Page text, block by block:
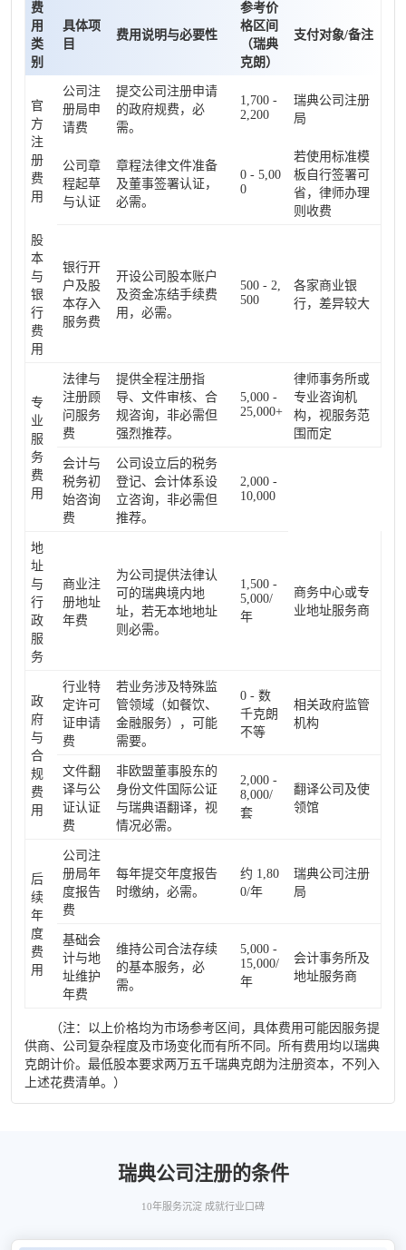
费
用
类
别
具体项
目
费用说明与必要性
参考价
格区间
（瑞典
克朗）
支付对象/备注
官
方
注
册
费
用
公司注
册局申
请费
提交公司注册申请
的政府规费，必
需。
1,700 -
2,200
瑞典公司注册
局
公司章
程起草
与认证
章程法律文件准备
及董事签署认证，
必需。
0 - 5,00
0
若使用标准模
板自行签署可
省，律师办理
则收费
股
本
与
银
行
费
用
银行开
户及股
本存入
服务费
开设公司股本账户
及资金冻结手续费
用，必需。
500 - 2,
500
各家商业银
行，差异较大
专
业
服
务
费
用
法律与
注册顾
问服务
费
提供全程注册指
导、文件审核、合
规咨询，非必需但
强烈推荐。
5,000 -
25,000+
律师事务所或
专业咨询机
构，视服务范
围而定
会计与
税务初
始咨询
费
公司设立后的税务
登记、会计体系设
立咨询，非必需但
推荐。
2,000 -
10,000
地
址
与
行
政
服
务
商业注
册地址
年费
为公司提供法律认
可的瑞典境内地
址，若无本地地址
则必需。
1,500 -
5,000/
年
商务中心或专
业地址服务商
政
府
与
合
规
费
用
行业特
定许可
证申请
费
若业务涉及特殊监
管领域（如餐饮、
金融服务），可能
需要。
0 - 数
千克朗
不等
相关政府监管
机构
文件翻
译与公
证认证
费
非欧盟董事股东的
身份文件国际公证
与瑞典语翻译，视
情况必需。
2,000 -
8,000/
套
翻译公司及使
领馆
后
续
年
度
费
用
公司注
册局年
度报告
费
每年提交年度报告
时缴纳，必需。
约 1,80
0/年
瑞典公司注册
局
基础会
计与地
址维护
年费
维持公司合法存续
的基本服务，必
需。
5,000 -
15,000/
年
会计事务所及
地址服务商
（注：以上价格均为市场参考区间，具体费用可能因服务提
供商、公司复杂程度及市场变化而有所不同。所有费用均以瑞典
克朗计价。最低股本要求两万五千瑞典克朗为注册资本，不列入
上述花费清单。）
瑞典公司注册的条件
10年服务沉淀 成就行业口碑